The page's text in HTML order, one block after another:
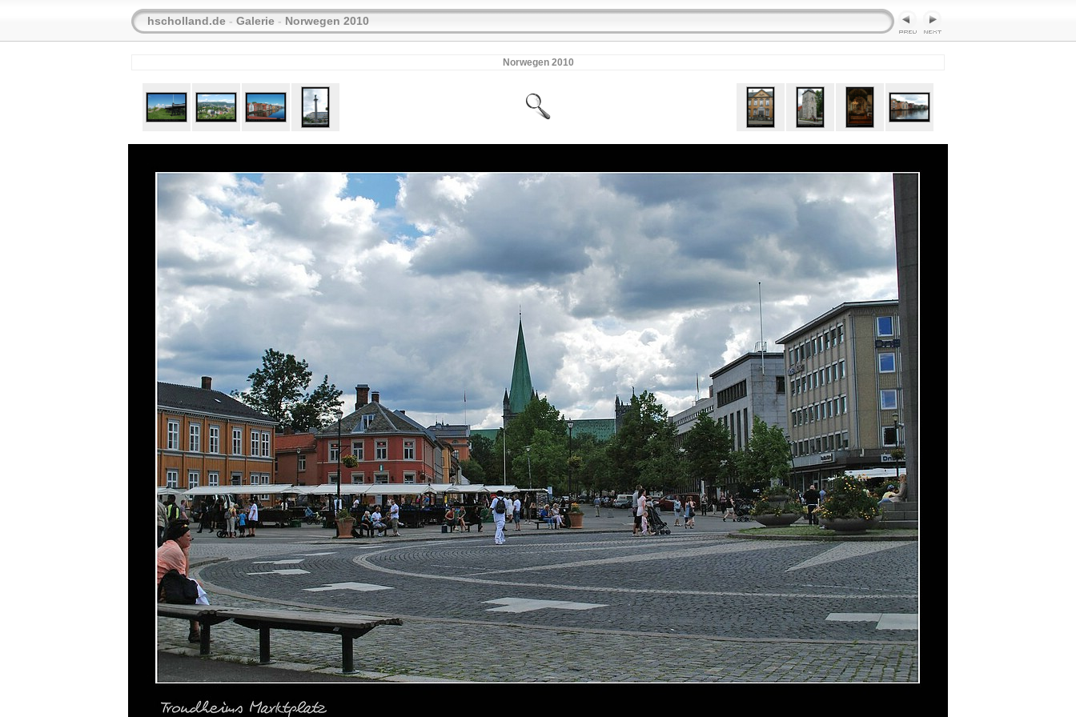
hscholland.de - Galerie - Norwegen 2010
Norwegen 2010